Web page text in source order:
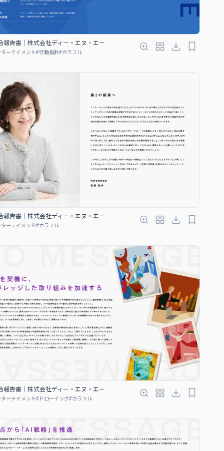
報告書｜株式会社ディー・エヌ・エー
ーテイメント#行動指針#カラフル
報告書｜株式会社ディー・エヌ・エー
ーテイメント#カラフル
報告書｜株式会社ディー・エヌ・エー
ーテイメント#ドローイング#カラフル